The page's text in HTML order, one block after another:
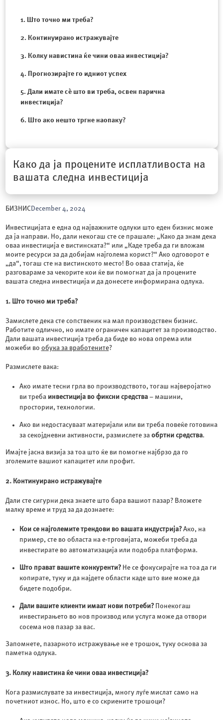
1. Што точно ми треба?
2. Континуирано истражувајте
3. Колку навистина ќе чини оваа инвестиција?
4. Прогнозирајте го идниот успех
5. Дали имате сè што ви треба, освен парична
инвестиција?
6. Што ако нешто тргне наопаку?
Како да ја процените исплатливоста на
вашата следна инвестиција
БИЗНИС December 4, 2024
Инвестицијата е една од најважните одлуки што еден бизнис може
да ја направи. Но, дали некогаш сте се прашале: „Како да знам дека
оваа инвестиција е вистинската?“ или „Каде треба да ги вложам
моите ресурси за да добијам најголема корист?“ Ако одговорот е
„да“, тогаш сте на вистинското место! Во оваа статија, ќе
разговараме за чекорите кои ќе ви помогнат да ја процените
вашата следна инвестиција и да донесете информирана одлука.
1. Што точно ми треба?
Замислете дека сте сопственик на мал производствен бизнис.
Работите одлично, но имате ограничен капацитет за производство.
Дали вашата инвестиција треба да биде во нова опрема или
можеби во обука за вработените?
Размислете вака:
Ако имате тесни грла во производството, тогаш најверојатно
ви треба инвестиција во фиксни средства– машини,
простории, технологии.
Ако ви недостасуваат материјали или ви треба повеќе готовина
за секојдневни активности, размислете за обртни средства.
Имајте јасна визија за тоа што ќе ви помогне најбрзо да го
зголемите вашиот капацитет или профит.
2. Континуирано истражувајте
Дали сте сигурни дека знаете што бара вашиот пазар? Вложете
малку време и труд за да дознаете:
Кои се најголемите трендови во вашата индустрија?Ако, на
пример, сте во областа на е-трговијата, можеби треба да
инвестирате во автоматизација или подобра платформа.
Што прават вашите конкуренти?Не се фокусирајте на тоа да ги
копирате, туку и да најдете области каде што вие може да
бидете подобри.
Дали вашите клиенти имаат нови потреби?Понекогаш
инвестирањето во нов производ или услуга може да отвори
сосема нов пазар за вас.
Запомнете, пазарното истражување не е трошок, туку основа за
паметна одлука.
3. Колку навистина ќе чини оваа инвестиција?
Кога размислувате за инвестиција, многу луѓе мислат само на
почетниот износ. Но, што е со скриените трошоци?